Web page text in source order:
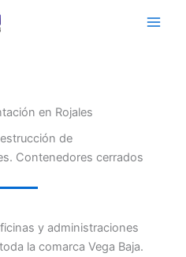
en Rojales
de
Contenedores cerrados
y administraciones
la comarca Vega Baja.